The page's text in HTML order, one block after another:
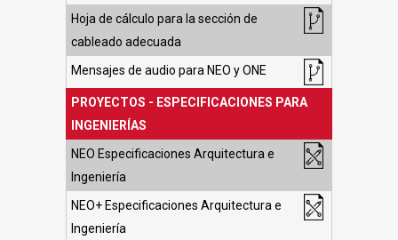
Hoja de cálculo para la sección de
cableado adecuada
Mensajes de audio para NEO y ONE
PROYECTOS - ESPECIFICACIONES PARA
INGENIERÍAS
NEO Especificaciones Arquitectura e
Ingeniería
NEO+ Especificaciones Arquitectura e
Ingeniería